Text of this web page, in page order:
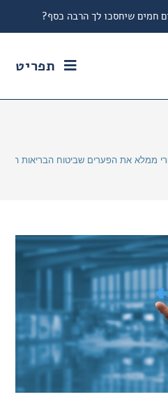
חמים שיחסכו לך הרבה כסף?
תפריט
ממלא את הפערים שביטוח הבריאות